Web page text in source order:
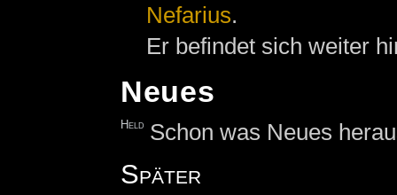
Nefarius.
Er befindet sich weiter
Neues
Held Schon was Neues
Später